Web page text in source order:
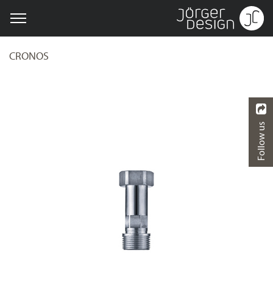
CRONOS
Follow us